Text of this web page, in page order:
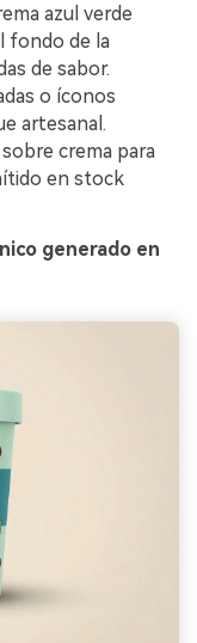
azul verde
fondo de la
de sabor.
o íconos
artesanal.
crema para
en stock
generado en